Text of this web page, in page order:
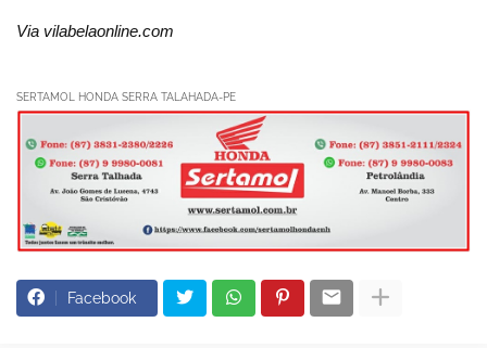
Via vilabelaonline.com
SERTAMOL HONDA SERRA TALAHADA-PE
Facebook